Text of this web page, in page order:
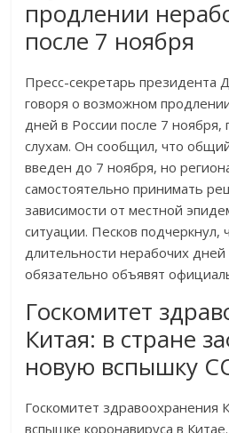
продлении
после 7 ноября
Пресс-секретарь президента
говоря о возможном
дней в России после 7 ноября,
слухам. Он сообщил, что
введен до 7 ноября, но
самостоятельно принимать
зависимости от местной
ситуации. Песков подчеркнул,
длительности нерабочих дней
обязательно объявят
Госкомитет
Китая: в стране
новую вспышку
Госкомитет
вспышке коронавируса в